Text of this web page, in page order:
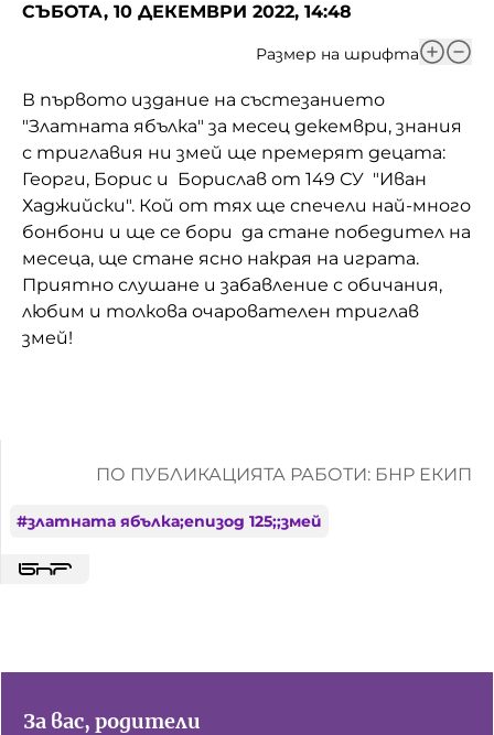
СЪБОТА, 10 ДЕКЕМВРИ 2022, 14:48
Размер на шрифта
В първото издание на състезанието
"Златната ябълка" за месец декември, знания
с триглавия ни змей ще премерят децата:
Георги, Борис и Борислав от 149 СУ "Иван
Хаджийски". Кой от тях ще спечели най-много
бонбони и ще се бори да стане победител на
месеца, ще стане ясно накрая на играта.
Приятно слушане и забавление с обичания,
любим и толкова очарователен триглав
змей!
ПО ПУБЛИКАЦИЯТА РАБОТИ: БНР ЕКИП
#златната ябълка;епизод 125;;змей
За вас, родители